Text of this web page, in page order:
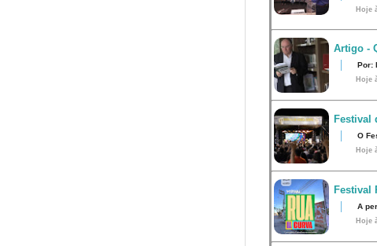
Hoje
Artigo -
Por:
Hoje
Festival
O
Hoje
Festival
A
Hoje